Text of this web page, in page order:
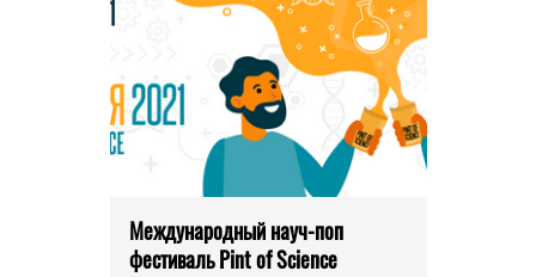
Международный науч-поп
фестиваль Pint of Science